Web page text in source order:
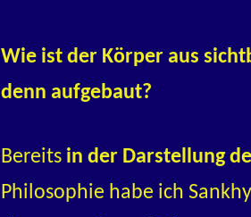
Wie ist der Körper aus
denn aufgebaut?
Bereits in der Darstellung
Philosophie habe ich